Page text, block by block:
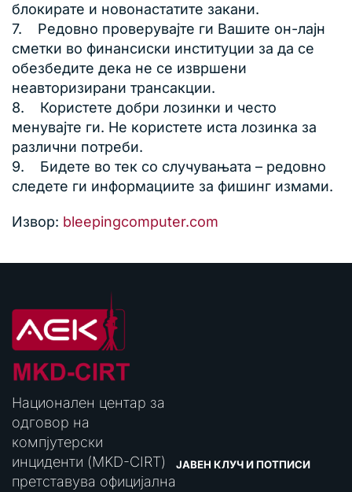
блокирате и новонастатите закани.
7. Редовно проверувајте ги Вашите он-лајн
сметки во финансиски институции за да се
обезбедите дека не се извршени
неавторизирани трансакции.
8. Користете добри лозинки и често
менувајте ги. Не користете иста лозинка за
различни потреби.
9. Бидете во тек со случувањата – редовно
следете ги информациите за фишинг измами.
Извор: bleepingcomputer.com
Национален центар за
одговор на
компјутерски
инциденти (MKD-CIRT)
претставува официјална
ЈАВЕН КЛУЧ И ПОТПИСИ